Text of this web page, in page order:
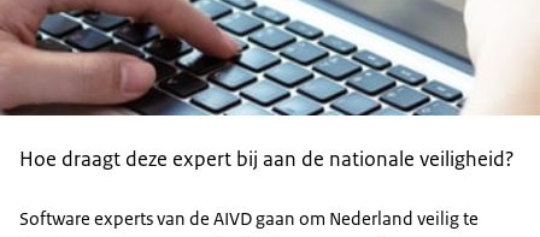
Hoe draagt deze expert bij aan de nationale veiligheid?
Software experts van de AIVD gaan om Nederland veilig te